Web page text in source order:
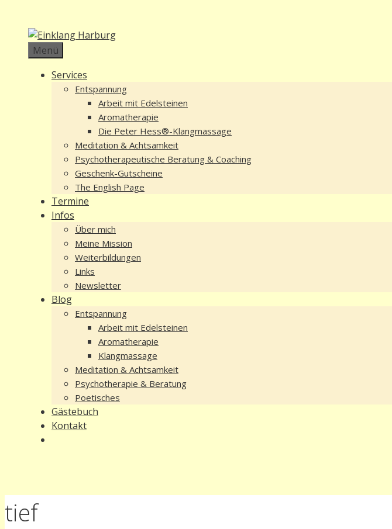
Inhalt
springen
Menü
Services
Entspannung
Arbeit mit Edelsteinen
Aromatherapie
Die Peter Hess®-Klangmassage
Meditation & Achtsamkeit
Psychotherapeutische Beratung & Coaching
Geschenk-Gutscheine
The English Page
Termine
Infos
Über mich
Meine Mission
Weiterbildungen
Links
Newsletter
Blog
Entspannung
Arbeit mit Edelsteinen
Aromatherapie
Klangmassage
Meditation & Achtsamkeit
Psychotherapie & Beratung
Poetisches
Gästebuch
Kontakt
tief